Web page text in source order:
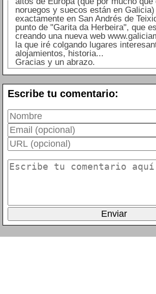
noruegos y suecos están en
exactamente en San Andrés de
punto de "Garita da Herbeira", que
creando una nueva web
la que iré colgando lugares
alojamientos, historia...
Gracias y un abrazo.
Escribe tu comentario: